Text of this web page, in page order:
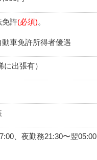
免許(必須)。
車免許所得者優遇
出張有）
、夜勤務21:30〜翌05:00